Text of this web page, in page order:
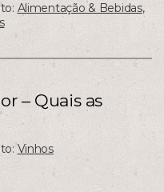
Alimentação & Bebidas,
– Quais as
Vinhos